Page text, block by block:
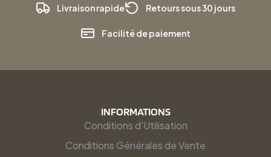
Livraison rapide Retours sous 30 jours
Facilité de paiement
INFORMATIONS
Conditions d'Utilisation
Conditions Générales de Vente